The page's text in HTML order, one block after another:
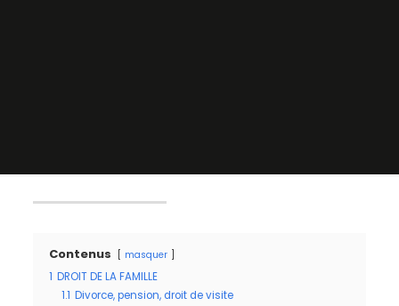
Contenus masquer
1 DROIT DE LA FAMILLE
1.1 Divorce, pension, droit de visite